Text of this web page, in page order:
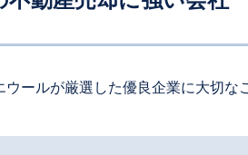
ールが厳選した優良企業に大切な